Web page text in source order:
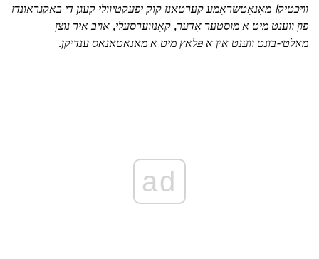
וויכטיק! מאָנאָטשראָמע קערטאַנז קוק יפעקטיוולי קעגן די באַקגראַונדז
פון ווענט מיט אַ מוסטער אָדער, קאָנווערסעלי, אויב איר נוצן
מאַלטי-בונט ווענט אין אַ פּלאַץ מיט אַ מאַנאַטאַנאַס ענדיקן.
ad